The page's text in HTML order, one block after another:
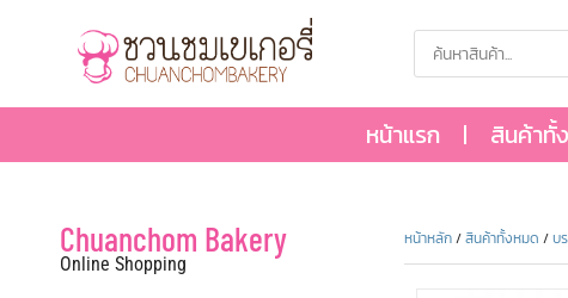
หน้าแรก สินค้าทั้
Chuanchom Bakery
Online Shopping
หน้าหลัก/สินค้าทั้งหมด /บ